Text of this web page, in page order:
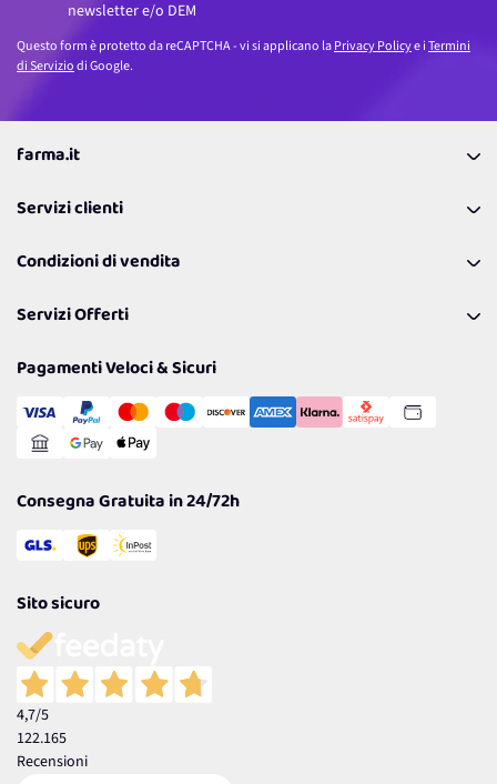
newsletter e/o DEM
Questo form è protetto da reCAPTCHA - vi si applicano laPrivacy Policye iTermini
di Serviziodi Google.
farma.it
Coupon
Lavora con noi
Politiche per la parità di genere
Servizi clienti
Richiamami
Resi
Condizioni di vendita
Spedizioni
Cookie Policy
Gestisci Cookie
Servizi Offerti
Reso Facile e Veloce
Pagamenti Veloci & Sicuri
Consegna Gratuita in 24/72h
Sito sicuro
4,7/5
122.165
Recensioni